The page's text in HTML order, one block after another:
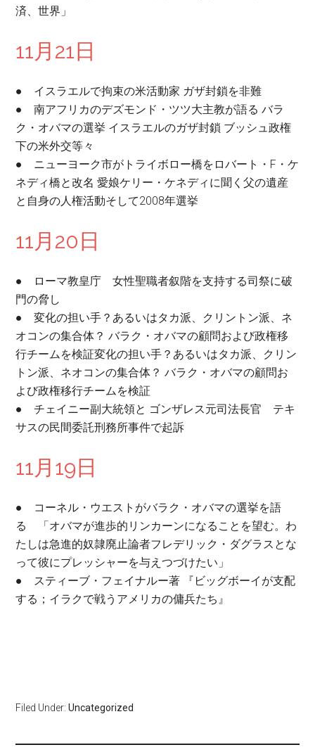
済、世界」
11月21日
● イスラエルで拘束の米活動家 ガザ封鎖を非難
● 南アフリカのデズモンド・ツツ大主教が語る バラ
ク・オバマの選挙 イスラエルのガザ封鎖 ブッシュ政権
下の米外交等々
● ニューヨーク市がトライボロー橋をロバート・F・ケ
ネディ橋と改名 愛娘ケリー・ケネディに聞く父の遺産
と自身の人権活動そして2008年選挙
11月20日
● ローマ教皇庁 女性聖職者叙階を支持する司祭に破
門の脅し
● 変化の担い手？あるいはタカ派、クリントン派、ネ
オコンの集合体？ バラク・オバマの顧問および政権移
行チームを検証変化の担い手？あるいはタカ派、クリン
トン派、ネオコンの集合体？ バラク・オバマの顧問お
よび政権移行チームを検証
● チェイニー副大統領と ゴンザレス元司法長官 テキ
サスの民間委託刑務所事件で起訴
11月19日
● コーネル・ウエストがバラク・オバマの選挙を語
る 「オバマが進歩的リンカーンになることを望む。わ
たしは急進的奴隷廃止論者フレデリック・ダグラスとな
って彼にプレッシャーを与えつづけたい」
● スティーブ・フェイナルー著 『ビッグボーイが支配
する；イラクで戦うアメリカの傭兵たち』
Filed Under:Uncategorized